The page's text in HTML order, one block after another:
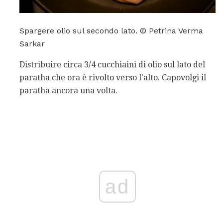
Spargere olio sul secondo lato. © Petrina Verma
Sarkar
Distribuire circa 3/4 cucchiaini di olio sul lato del
paratha che ora è rivolto verso l'alto. Capovolgi il
paratha ancora una volta.
ad